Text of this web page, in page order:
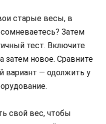
старые весы, в
Затем
тест. Включите
затем новое. Сравните
вариант — одолжить у
свой вес, чтобы